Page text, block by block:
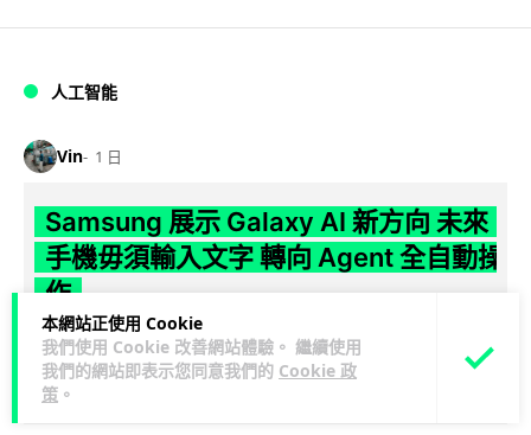
本網站正使用 Cookie
我們使用 Cookie 改善網站體驗。 繼續使用
我們的網站即表示您同意我們的 Cookie 政
策 。
人工智能
Vin 1 日
Samsung 展示 Galaxy AI 新方向 未來
手機毋須輸入文字 轉向 Agent 全自動操
作
Samsung 電子 MX 部門顧客體驗辦公室主管兼副總裁 Jay Kim
表示，品牌正推動 Galaxy AI 邁向全自動化 Agent...
閱讀全
文